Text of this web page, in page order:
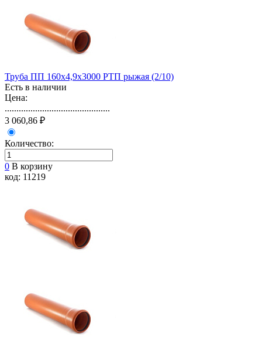
Труба ПП 160х4,9х3000 РТП рыжая (2/10)
Есть в наличии
Цена:
.............................................
3 060,86 ₽
Количество:
0 В корзину
код: 11219